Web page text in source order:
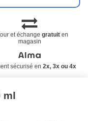
et échangegratuit en
magasin
sécurisé en 2x, 3x ou 4x
ml